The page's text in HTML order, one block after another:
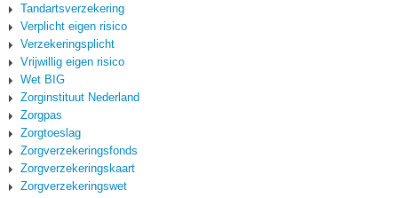
Tandartsverzekering
Verplicht eigen risico
Verzekeringsplicht
Vrijwillig eigen risico
Wet BIG
Zorginstituut Nederland
Zorgpas
Zorgtoeslag
Zorgverzekeringsfonds
Zorgverzekeringskaart
Zorgverzekeringswet